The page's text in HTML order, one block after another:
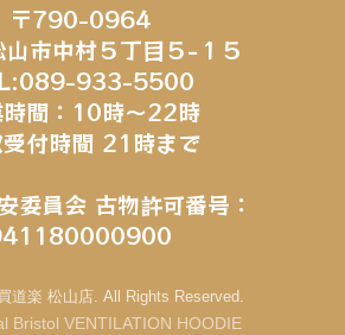
〒790-0964
市中村５丁目５−１５
933-5500
時間：10時～22時
受付時間 21時まで
委員会 古物許可番号：
道楽 松山店. All Rights Reserved.
Bristol VENTILATION HOODIE